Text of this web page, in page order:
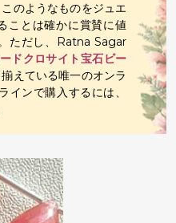
のようなものをジュエ
ことは確かに賞賛に値
ただし、Ratna Sagar
ドクロサイト宝石ビー
えている唯一のオンラ
インで購入するには、